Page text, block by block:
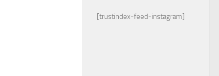
[trustindex-feed-instagram]